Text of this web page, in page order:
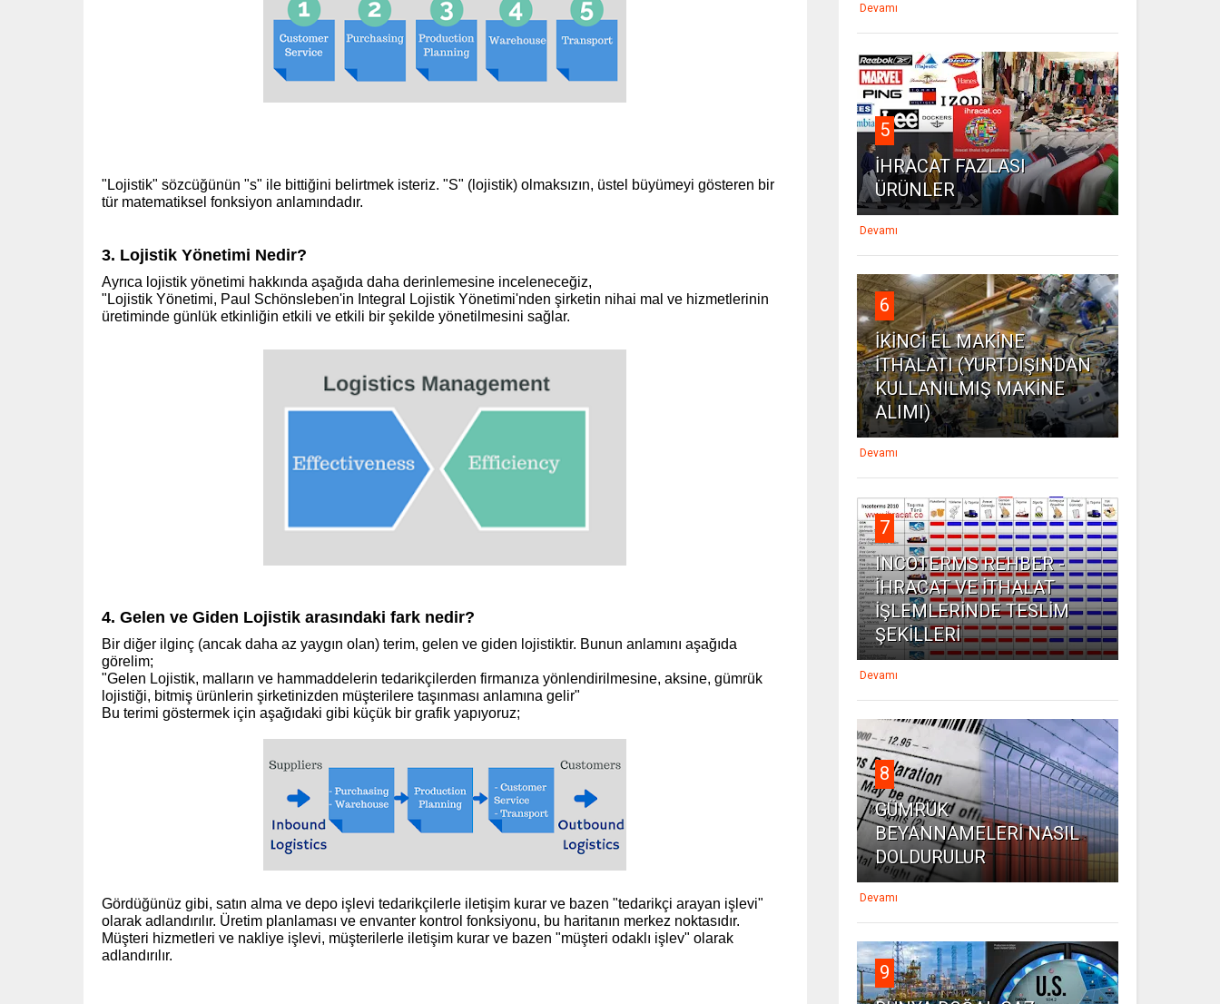
"Lojistik" sözcüğünün "s" ile bittiğini belirtmek isteriz. "S" (lojistik) olmaksızın, üstel büyümeyi gösteren bir
tür matematiksel fonksiyon anlamındadır.
3. Lojistik Yönetimi Nedir?
Ayrıca lojistik yönetimi hakkında aşağıda daha derinlemesine inceleneceğiz,
"Lojistik Yönetimi, Paul Schönsleben'in Integral Lojistik Yönetimi'nden şirketin nihai mal ve hizmetlerinin
üretiminde günlük etkinliğin etkili ve etkili bir şekilde yönetilmesini sağlar.
4. Gelen ve Giden Lojistik arasındaki fark nedir?
Bir diğer ilginç (ancak daha az yaygın olan) terim, gelen ve giden lojistiktir. Bunun anlamını aşağıda
görelim;
"Gelen Lojistik, malların ve hammaddelerin tedarikçilerden firmanıza yönlendirilmesine, aksine, gümrük
lojistiği, bitmiş ürünlerin şirketinizden müşterilere taşınması anlamına gelir"
Bu terimi göstermek için aşağıdaki gibi küçük bir grafik yapıyoruz;
Gördüğünüz gibi, satın alma ve depo işlevi tedarikçilerle iletişim kurar ve bazen "tedarikçi arayan işlevi"
olarak adlandırılır. Üretim planlaması ve envanter kontrol fonksiyonu, bu haritanın merkez noktasıdır.
Müşteri hizmetleri ve nakliye işlevi, müşterilerle iletişim kurar ve bazen "müşteri odaklı işlev" olarak
adlandırılır.
Devamı
5
İHRACAT FAZLASI
ÜRÜNLER
Devamı
6
İKİNCİ EL MAKİNE
İTHALATI (YURTDIŞINDAN
KULLANILMIŞ MAKİNE
ALIMI)
Devamı
7
INCOTERMS REHBER -
İHRACAT VE İTHALAT
İŞLEMLERİNDE TESLİM
ŞEKİLLERİ
Devamı
8
GÜMRÜK
BEYANNAMELERİ NASIL
DOLDURULUR
Devamı
9